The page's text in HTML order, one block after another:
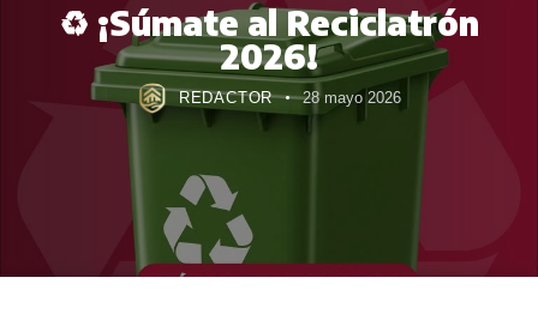
♻️ ¡Súmate al Reciclatrón
2026!
REDACTOR 28 mayo 2026